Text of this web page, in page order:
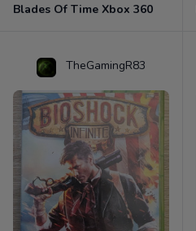
Blades Of Time Xbox 360
TheGamingR83